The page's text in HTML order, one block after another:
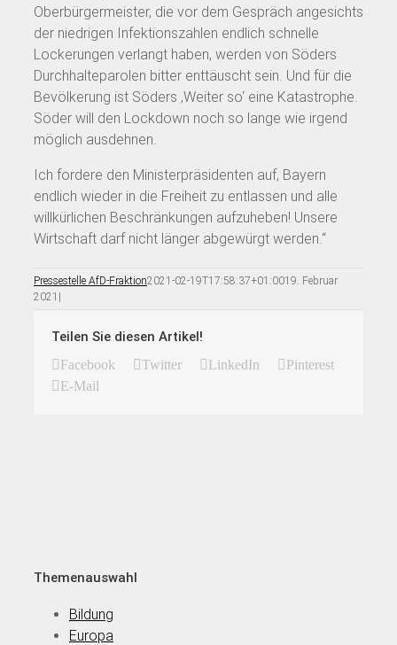
Oberbürgermeister, die vor dem Gespräch angesichts
der niedrigen Infektionszahlen endlich schnelle
Lockerungen verlangt haben, werden von Söders
Durchhalteparolen bitter enttäuscht sein. Und für die
Bevölkerung ist Söders ‚Weiter so‘ eine Katastrophe.
Söder will den Lockdown noch so lange wie irgend
möglich ausdehnen.
Ich fordere den Ministerpräsidenten auf, Bayern
endlich wieder in die Freiheit zu entlassen und alle
willkürlichen Beschränkungen aufzuheben! Unsere
Wirtschaft darf nicht länger abgewürgt werden.“
Pressestelle AfD-Fraktion2021-02-19T17:58:37+01:0019. Februar
2021
Teilen Sie diesen Artikel!
Facebook Twitter LinkedIn
Pinterest
E-Mail
Themenauswahl
Bildung
Europa